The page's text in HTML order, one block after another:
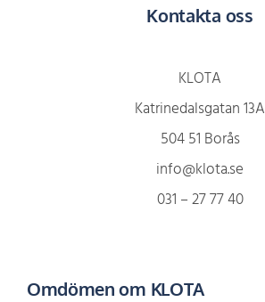
Kontakta oss
KLOTA
Katrinedalsgatan 13A
504 51 Borås
info@klota.se
031 – 27 77 40
Omdömen om KLOTA